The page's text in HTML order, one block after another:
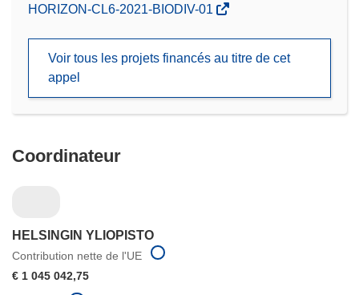
(s’ouvre
nouvelle
fenêtre)
HORIZON-CL6-2021-BIODIV-01
Voir tous les projets financés au titre de cet
appel
Coordinateur
HELSINGIN YLIOPISTO
Contribution nette de l'UE
€ 1 045 042,75